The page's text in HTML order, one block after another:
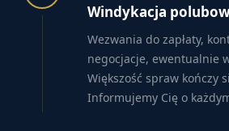
Windykacja
Wezwania do zapłaty,
negocjacje, ewentualnie
Większość spraw kończy
Informujemy Cię o